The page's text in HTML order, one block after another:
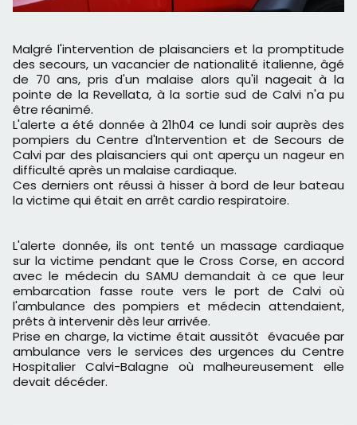
Malgré l'intervention de plaisanciers et la promptitude
des secours, un vacancier de nationalité italienne, âgé
de 70 ans, pris d'un malaise alors qu'il nageait à la
pointe de la Revellata, à la sortie sud de Calvi n'a pu
être réanimé.
L'alerte a été donnée à 21h04 ce lundi soir auprès des
pompiers du Centre d'Intervention et de Secours de
Calvi par des plaisanciers qui ont aperçu un nageur en
difficulté après un malaise cardiaque.
Ces derniers ont réussi à hisser à bord de leur bateau
la victime qui était en arrêt cardio respiratoire.
L'alerte donnée, ils ont tenté un massage cardiaque
sur la victime pendant que le Cross Corse, en accord
avec le médecin du SAMU demandait à ce que leur
embarcation fasse route vers le port de Calvi où
l'ambulance des pompiers et médecin attendaient,
prêts à intervenir dès leur arrivée.
Prise en charge, la victime était aussitôt évacuée par
ambulance vers le services des urgences du Centre
Hospitalier Calvi-Balagne où malheureusement elle
devait décéder.